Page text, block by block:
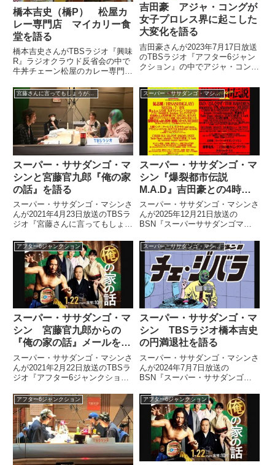
橋本吉史（橋P） 松屋カ
レー専門店 マイカリー食
堂を語る
橋本吉史さんがTBSラジオ『興味
R』ラジオクラウド反省会の中で
牛丼チェーン松屋のカレー専門
ク。スタッフが買ってきたカレー
を食べながら、その魅力や松屋会
長のカレーリテラシーなどについ
て話していました。（スーパ
ー・...
吉田豪 アジャ・コングが
女子プロレス界に起こした
大変化を語る
吉田豪さんが2023年7月17日放送
のTBSラジオ『アフター6ジャン
クション』の中でアジャ・コング
が女子プロレス界に与えた大きな
影響について話していました。
スーパー・ササダンゴ・マ
シンと宮藤官九郎『俺の家
の話』を語る
スーパー・ササダンゴ・マシンさ
んが2021年4月23日放送のTBSラ
ジオ『宮藤さんに言ってもしょう
マ『俺の家の話』が自身の話とか
なりリンクする件について、宮藤
官九郎さんと話していました。
スーパー・ササダンゴ・マシンのチェ・ジバラ
スーパー・ササダンゴ・マ
シン『爆裂都市伝説
M.A.D』吉田豪との4時間
半トークを語る
スーパー・ササダンゴ・マシンさ
んが2025年12月21日放送の
BSN『スーパーササダンゴマシ
参加した成田大致さん主催のイベ
ント『爆裂都市伝説M.A.D』を振
り返り。出演キャンセル者続出の
ため空いた枠を埋めるため、ロフ
トプラスワンで吉田豪さんと合計
4時間半のトークを行うことにな
った話をしていました。
アフター6ジャンクション
スーパー・ササダンゴ・マ
シン 宮藤官九郎からの
『俺の家の話』メールを語
る
スーパー・ササダンゴ・マシンさ
んが2021年2月22日放送のTBSラ
ジオ『アフター6ジャンクショ
藤官九郎さんから届いたドラマ
『俺の家の話』に関するメールに
ついて話していました。
スーパー・ササダンゴ・マシンのチェ・ジバラ
スーパー・ササダンゴ・マ
シン TBSラジオ橋本吉史
の円満退社を語る
スーパー・ササダンゴ・マシンさ
んが2024年7月7日放送の
BSN『スーパー・ササダンゴ・
TBSラジオを円満退社した橋本吉
史さんについて話していました。
アフター6ジャンクション アフター6ジャンクション